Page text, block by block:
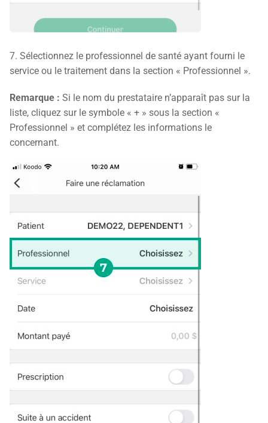
7. Sélectionnez le professionnel de santé ayant fourni le
service ou le traitement dans la section « Professionnel ».
Remarque : Si le nom du prestataire n’apparaît pas sur la
liste, cliquez sur le symbole « + » sous la section «
Professionnel » et complétez les informations le
concernant.